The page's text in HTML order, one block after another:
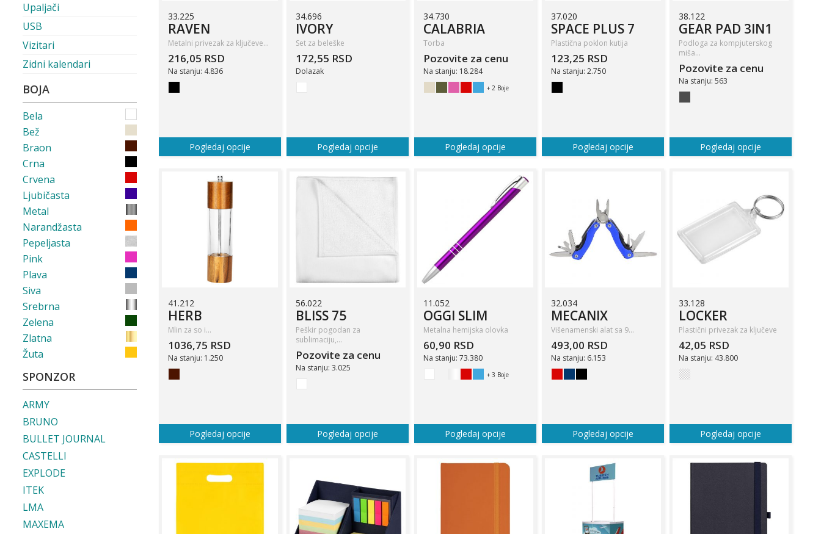
33.225
RAVEN
Metalni privezak za ključeve…
216,05 RSD
Na stanju: 4.836
Pogledaj opcije
34.696
IVORY
Set za beleške
172,55 RSD
Dolazak
Pogledaj opcije
34.730
CALABRIA
Torba
Pozovite za cenu
Na stanju: 18.284
+ 2 Boje
Pogledaj opcije
37.020
SPACE PLUS 7
Plastična poklon kutija
123,25 RSD
Na stanju: 2.750
Pogledaj opcije
38.122
GEAR PAD 3IN1
Podloga za kompjuterskog
miša…
Pozovite za cenu
Na stanju: 563
Pogledaj opcije
41.212
HERB
Mlin za so i…
1036,75 RSD
Na stanju: 1.250
Pogledaj opcije
56.022
BLISS 75
Peškir pogodan za
sublimaciju,…
Pozovite za cenu
Na stanju: 3.025
Pogledaj opcije
11.052
OGGI SLIM
Metalna hemijska olovka
60,90 RSD
Na stanju: 73.380
+ 3 Boje
Pogledaj opcije
32.034
MECANIX
Višenamenski alat sa 9…
493,00 RSD
Na stanju: 6.153
Pogledaj opcije
33.128
LOCKER
Plastični privezak za ključeve
42,05 RSD
Na stanju: 43.800
Pogledaj opcije
Upaljači
USB
Vizitari
Zidni kalendari
BOJA
Bela
Bež
Braon
Crna
Crvena
Ljubičasta
Metal
Narandžasta
Pepeljasta
Pink
Plava
Siva
Srebrna
Zelena
Zlatna
Žuta
SPONZOR
ARMY
BRUNO
BULLET JOURNAL
CASTELLI
EXPLODE
ITEK
LMA
MAXEMA